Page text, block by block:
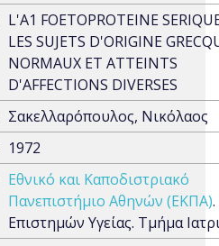
L'A1 FOETOPROTEINE
LES SUJETS D'ORIGINE
NORMAUX ET ATTEINTS
D'AFFECTIONS DIVERSES
Σακελλαρόπουλος, Νικόλαος
1972
Εθνικό και Καποδιστριακό
Πανεπιστήμιο Αθηνών (ΕΚΠΑ)
Επιστημών Υγείας. Τμήμα